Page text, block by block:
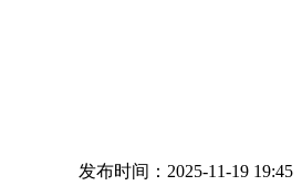
发布时间：2025-11-19 19:45